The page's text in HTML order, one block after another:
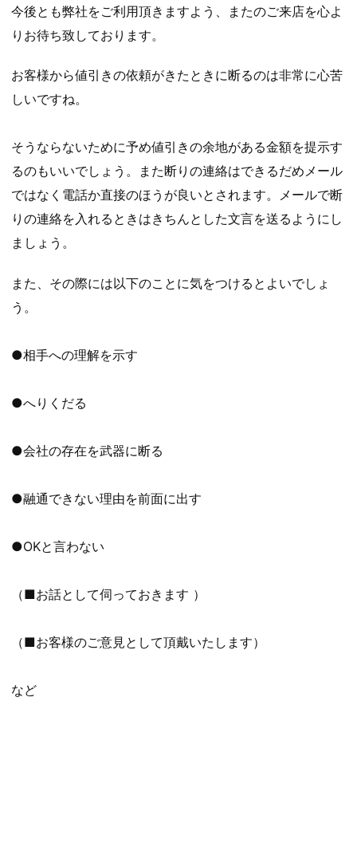
今後とも弊社をご利用頂きますよう、またのご来店を心よ
りお待ち致しております。
お客様から値引きの依頼がきたときに断るのは非常に心苦
しいですね。
そうならないために予め値引きの余地がある金額を提示す
るのもいいでしょう。また断りの連絡はできるだめメール
ではなく電話か直接のほうが良いとされます。メールで断
りの連絡を入れるときはきちんとした文言を送るようにし
ましょう。
また、その際には以下のことに気をつけるとよいでしょ
う。
●相手への理解を示す
●へりくだる
●会社の存在を武器に断る
●融通できない理由を前面に出す
●OKと言わない
（■お話として伺っておきます ）
（■お客様のご意見として頂戴いたします）
など